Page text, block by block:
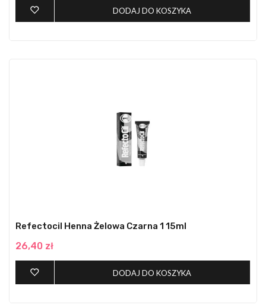
DODAJ DO KOSZYKA
Refectocil Henna Żelowa Czarna 1 15ml
26,40 zł
DODAJ DO KOSZYKA